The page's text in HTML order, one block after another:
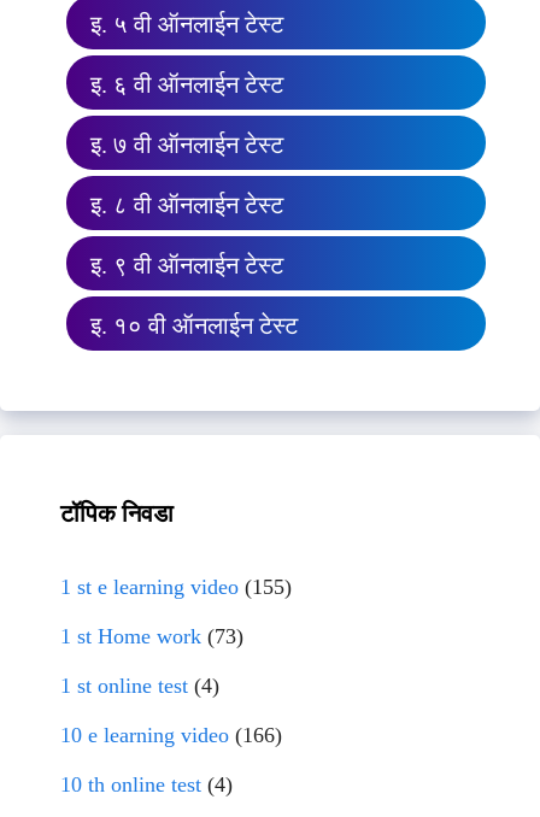
इ. ५ वी ऑनलाईन टेस्ट
इ. ६ वी ऑनलाईन टेस्ट
इ. ७ वी ऑनलाईन टेस्ट
इ. ८ वी ऑनलाईन टेस्ट
इ. ९ वी ऑनलाईन टेस्ट
इ. १० वी ऑनलाईन टेस्ट
टॉपिक निवडा
1 st e learning video (155)
1 st Home work (73)
1 st online test (4)
10 e learning video (166)
10 th online test (4)